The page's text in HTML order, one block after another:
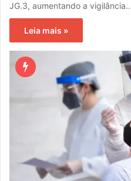
JG.3, aumentando a vigilância…
Leia mais »